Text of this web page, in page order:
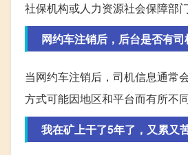
社保机构或人力资源社会保障部
网约车注销后，后台是否有司
当网约车注销后，司机信息通常
方式可能因地区和平台而有所不
我在矿上干了5年了，又累又